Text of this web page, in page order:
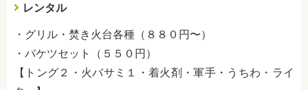
レンタル
・グリル・焚き火台各種（８８０円〜）
・バケツセット（５５０円）
【トング２・火バサミ１・着火剤・軍手・うちわ・ライ